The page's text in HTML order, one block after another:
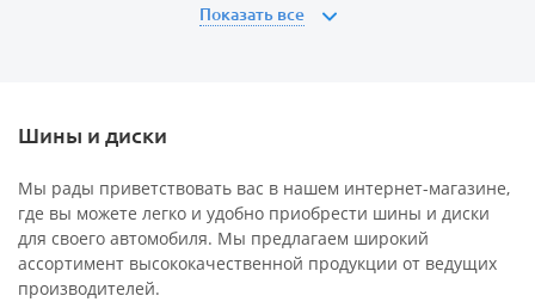
Показать все
Шины и диски
Мы рады приветствовать вас в нашем интернет-магазине,
где вы можете легко и удобно приобрести шины и диски
для своего автомобиля. Мы предлагаем широкий
ассортимент высококачественной продукции от ведущих
производителей.